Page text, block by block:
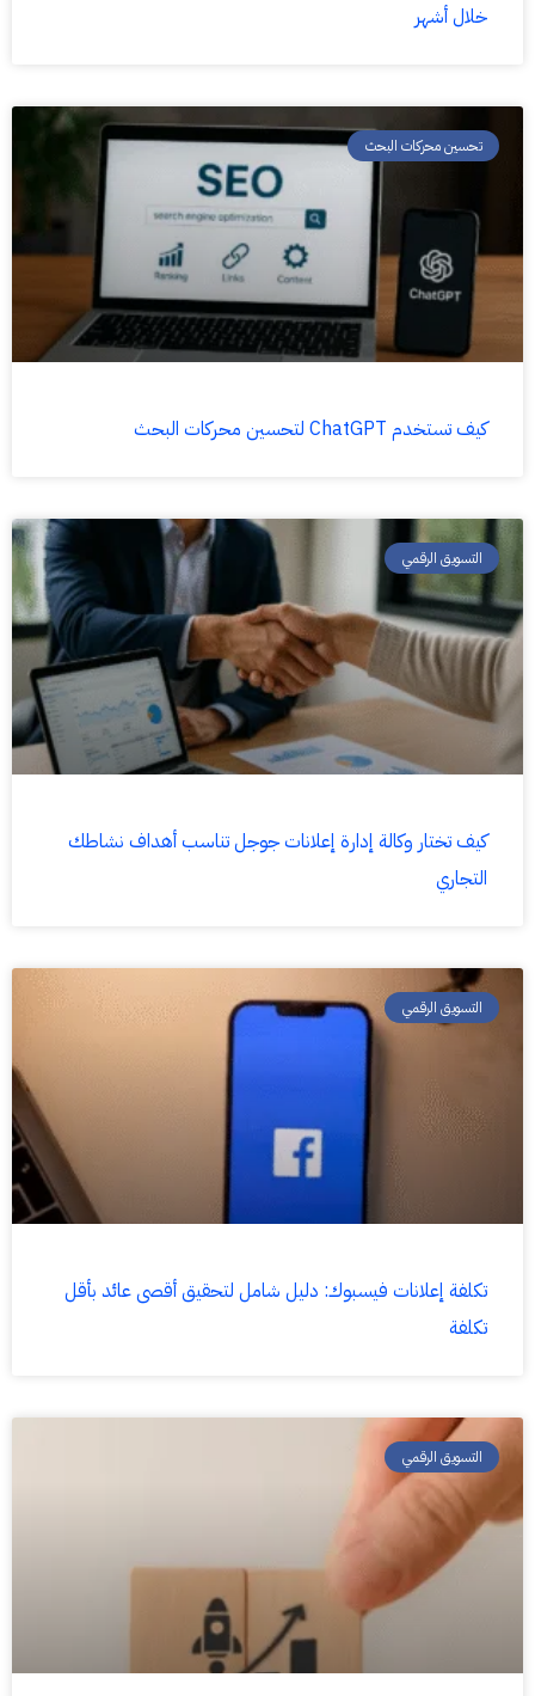
خلال أشهر
تحسين محركات البحث
كيف تستخدم ChatGPT لتحسين محركات البحث
التسويق الرقمي
كيف تختار وكالة إدارة إعلانات جوجل تناسب أهداف نشاطك
التجاري
التسويق الرقمي
تكلفة إعلانات فيسبوك: دليل شامل لتحقيق أقصى عائد بأقل
تكلفة
التسويق الرقمي